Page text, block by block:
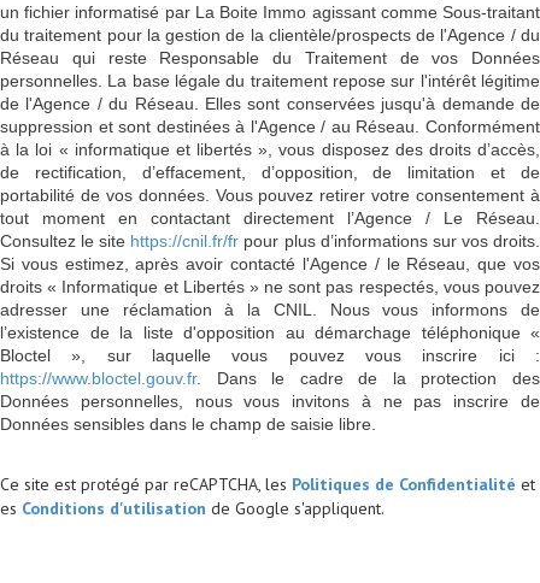
un fichier informatisé par La Boite Immo agissant comme Sous-traitant
du traitement pour la gestion de la clientèle/prospects de l'Agence / du
Réseau qui reste Responsable du Traitement de vos Données
personnelles. La base légale du traitement repose sur l'intérêt légitime
de l'Agence / du Réseau. Elles sont conservées jusqu'à demande de
suppression et sont destinées à l'Agence / au Réseau. Conformément
à la loi « informatique et libertés », vous disposez des droits d’accès,
de rectification, d’effacement, d’opposition, de limitation et de
portabilité de vos données. Vous pouvez retirer votre consentement à
tout moment en contactant directement l’Agence / Le Réseau.
Consultez le site https://cnil.fr/fr pour plus d’informations sur vos droits.
Si vous estimez, après avoir contacté l'Agence / le Réseau, que vos
droits « Informatique et Libertés » ne sont pas respectés, vous pouvez
adresser une réclamation à la CNIL. Nous vous informons de
l’existence de la liste d'opposition au démarchage téléphonique «
Bloctel », sur laquelle vous pouvez vous inscrire ici :
https://www.bloctel.gouv.fr. Dans le cadre de la protection des
Données personnelles, nous vous invitons à ne pas inscrire de
Données sensibles dans le champ de saisie libre.
Ce site est protégé par reCAPTCHA, les Politiques de Confidentialité et
es Conditions d'utilisation de Google s'appliquent.